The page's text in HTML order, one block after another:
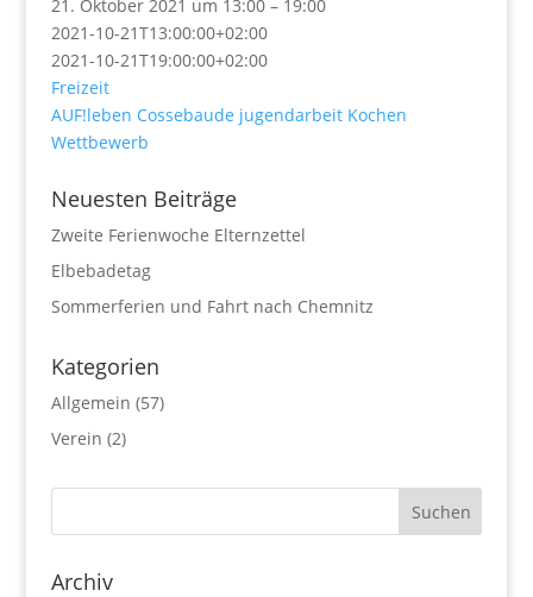
21. Oktober 2021 um 13:00 – 19:00
2021-10-21T13:00:00+02:00
2021-10-21T19:00:00+02:00
Freizeit
AUF!leben Cossebaude jugendarbeit Kochen
Wettbewerb
Neuesten Beiträge
Zweite Ferienwoche Elternzettel
Elbebadetag
Sommerferien und Fahrt nach Chemnitz
Kategorien
Allgemein (57)
Verein (2)
Archiv